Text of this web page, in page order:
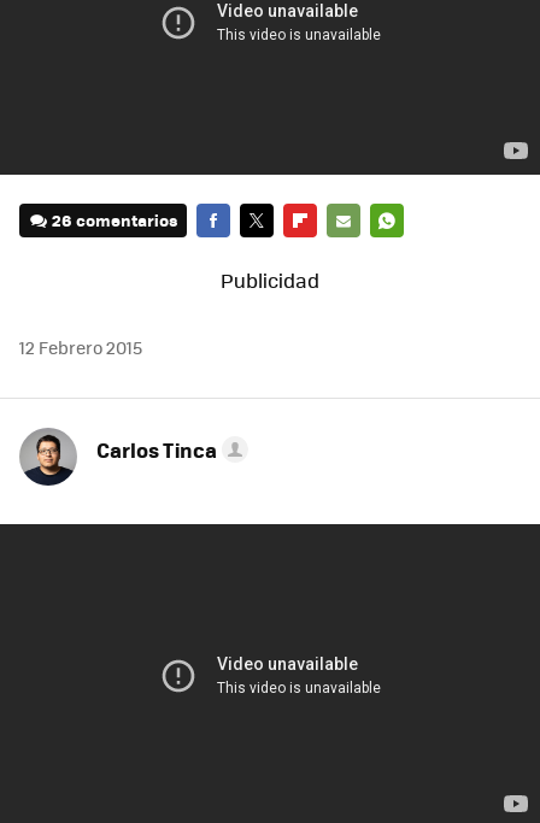
26 comentarios
12 Febrero 2015
Carlos Tinca